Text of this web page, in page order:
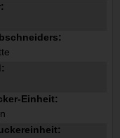
Einheit: